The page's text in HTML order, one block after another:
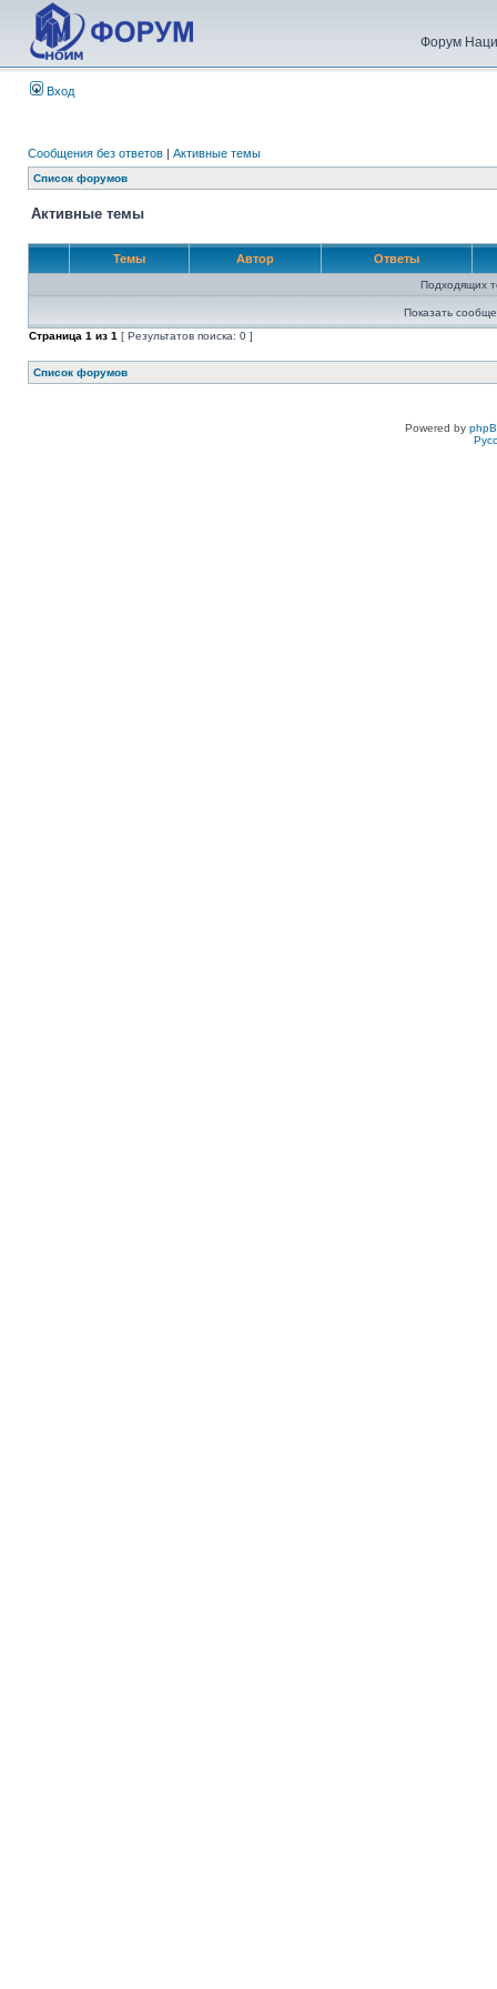
Форум
Вход
Сообщения без ответов | Активные темы
Список форумов
Активные темы
Темы Автор Ответы
Подходящих
Показать
Страница 1 из 1 [ Результатов поиска: 0 ]
Список форумов
Powered by